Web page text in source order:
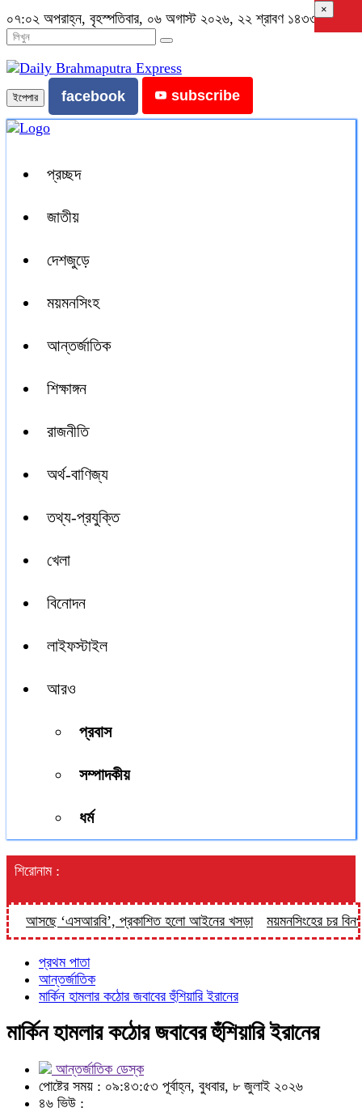
০৭:০২ অপরাহ্ন, বৃহস্পতিবার, ০৬ অগাস্ট ২০২৬, ২২ শ্রাবণ ১৪৩৩ বঙ্গাব্দ
ইপেপার facebook subscribe
প্রচ্ছদ
জাতীয়
দেশজুড়ে
ময়মনসিংহ
আন্তর্জাতিক
শিক্ষাঙ্গন
রাজনীতি
অর্থ-বাণিজ্য
তথ্য-প্রযুক্তি
খেলা
বিনোদন
লাইফস্টাইল
আরও
প্রবাস
সম্পাদকীয়
ধর্ম
শিরোনাম :
আসছে ‘এসআরবি’, প্রকাশিত হলো আইনের খসড়া ময়মনসিংহের চর বিনপাড়ায়
×
প্রথম পাতা
আন্তর্জাতিক
মার্কিন হামলার কঠোর জবাবের হুঁশিয়ারি ইরানের
মার্কিন হামলার কঠোর জবাবের হুঁশিয়ারি ইরানের
আন্তর্জাতিক ডেস্ক
পোষ্টের সময় : ০৯:৪৩:৫৩ পূর্বাহ্ন, বুধবার, ৮ জুলাই ২০২৬
৪৬ ভিউ :